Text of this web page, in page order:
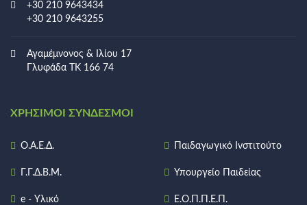
+30 210 9643434
+30 210 9643255
Αγαμέμνονος & Ιλίου 17
Γλυφάδα ΤΚ 166 74
ΧΡΉΣΙΜΟΙ ΣΎΝΔΕΣΜΟΙ
Ο.Α.Ε.Δ. Παιδαγωγικό Ινστιτούτο
Γ.Γ.Δ.Β.Μ. Υπουργείο Παιδείας
e - Υλικό Ε.Ο.Π.Π.Ε.Π.